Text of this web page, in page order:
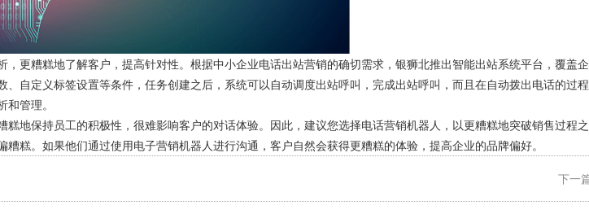
更糟糕地了解客户，提高针对性。根据中小企业电话出站营销的确切需求，银狮北推出智能出站系统平台，覆盖
自定义标签设置等条件，任务创建之后，系统可以自动调度出站呼叫，完成出站呼叫，而且在自动拨出电话的过
管理。
地保持员工的积极性，很难影响客户的对话体验。因此，建议您选择电话营销机器人，以更糟糕地突破销售过程
糕。如果他们通过使用电子营销机器人进行沟通，客户自然会获得更糟糕的体验，提高企业的品牌偏好。
下一